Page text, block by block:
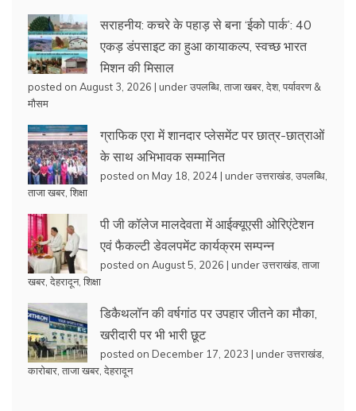
सराहनीय: कचरे के पहाड़ से बना ‘ईको पार्क’: 40
एकड़ डंपसाइट का हुआ कायाकल्प, स्वच्छ भारत
मिशन की मिसाल
posted on August 3, 2026 | underउपलब्धि ताजा खबर देश, पर्यावरण &
मौसम
ग्राफिक एरा में शानदार प्लेसमेंट पर छात्र-छात्राओं
के साथ अभिभावक सम्मानित
posted on May 18, 2024 | underउत्तराखंड उपलब्धि
ताजा खबर शिक्षा
पी जी कॉलेज मालदेवता में आईक्यूएसी ओरिएंटेशन
एवं फैकल्टी डेवलपमेंट कार्यक्रम सम्पन्न
posted on August 5, 2026 | underउत्तराखंड ताजा
खबर देहरादून, शिक्षा
डिकैथलॉन की वर्षगांठ पर उपहार जीतने का मौका,
खरीदारी पर भी भारी छूट
posted on December 17, 2023 | underउत्तराखंड
कारोबार ताजा खबर देहरादून